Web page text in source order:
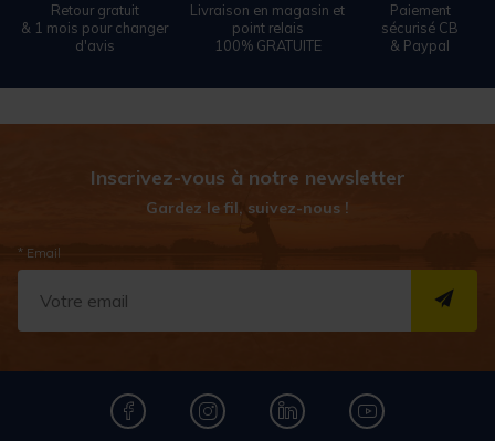
Retour gratuit
& 1 mois pour changer
d'avis
Livraison en magasin et
point relais
100% GRATUITE
Paiement
sécurisé CB
& Paypal
Inscrivez-vous à notre newsletter
Gardez le fil, suivez-nous !
* Email